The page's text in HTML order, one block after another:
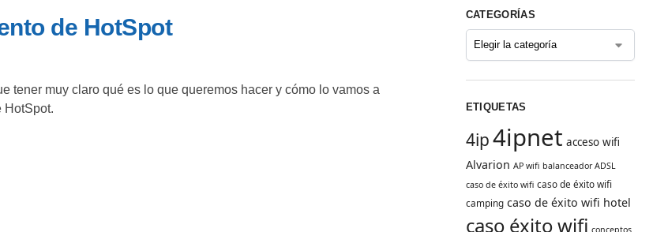
de HotSpot
tener muy claro qué es lo que queremos hacer y cómo lo vamos a
HotSpot.
CATEGORÍAS
ETIQUETAS
4ip4ipnet acceso wifi
Alvarion AP wifi balanceador ADSL
caso de éxito wifi caso de éxito wifi
camping caso de éxito wifi hotel
caso éxito wifi